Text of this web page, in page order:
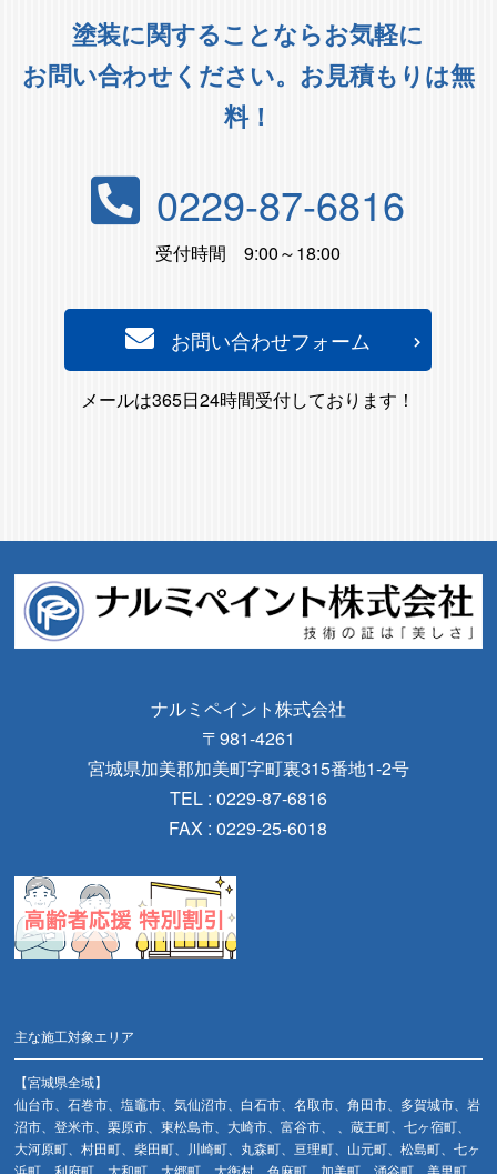
塗装に関することならお気軽に
お問い合わせください。お見積もりは無
料！
0229-87-6816
受付時間 9:00～18:00
お問い合わせフォーム
メールは365日24時間受付しております！
ナルミペイント株式会社
〒981-4261
宮城県加美郡加美町字町裏315番地1-2号
TEL : 0229-87-6816
FAX : 0229-25-6018
主な施工対象エリア
【宮城県全域】
仙台市、石巻市、塩竈市、気仙沼市、白石市、名取市、角田市、多賀城市、岩
沼市、登米市、栗原市、東松島市、大崎市、富谷市、 、蔵王町、七ヶ宿町、
大河原町、村田町、柴田町、川崎町、丸森町、亘理町、山元町、松島町、七ヶ
浜町、利府町、大和町、大郷町、大衡村、色麻町、加美町、涌谷町、美里町、